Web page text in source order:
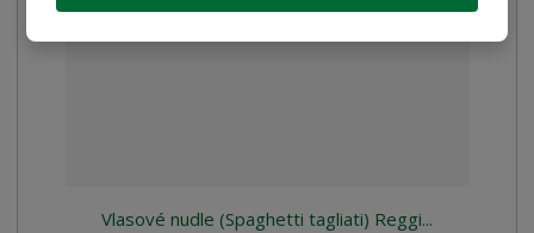
Vlasové nudle (Spaghetti tagliati) Reggi...